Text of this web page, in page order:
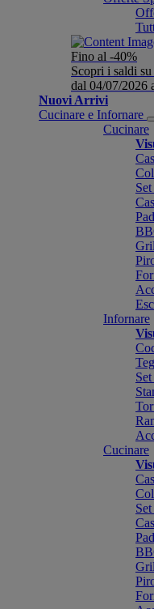
Fino al -40%
Scopri i saldi
dal 04/07/2026
Nuovi Arrivi
Cucinare e Infornare
Cucinare
Infornare
Cucinare